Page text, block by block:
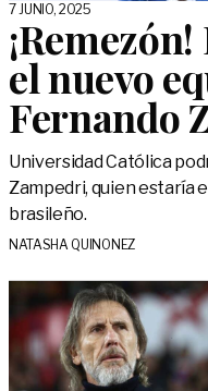
7 JUNIO, 2025
el nuevo
Fernando
Universidad Católica
Zampedri, quien estaría
brasileño.
NATASHA QUINONEZ